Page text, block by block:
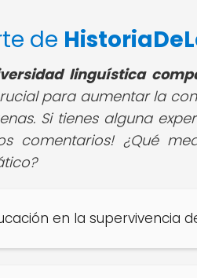
de
linguística
para aumentar la
Si tienes alguna
comentarios! ¿Qué
en la supervivencia